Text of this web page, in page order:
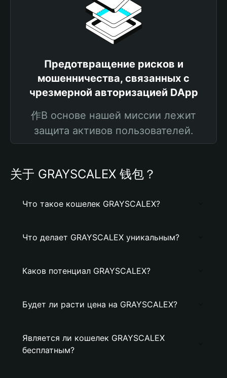
Предотвращение рисков и
мошенничества, связанных с
чрезмерной авторизацией DApp
作В основе нашей миссии лежит
защита активов пользователей.
关于 GRAYSCALEX 钱包？
Что такое кошелек GRAYSCALEX?
Что делает GRAYSCALEX уникальным?
Каков потенциал GRAYSCALEX?
Будет ли расти цена на GRAYSCALEX?
Является ли кошелек GRAYSCALEX
бесплатным?